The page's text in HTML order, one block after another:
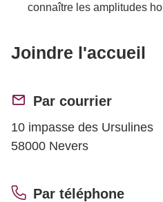
connaître les amplitudes
Joindre l'accueil
Par courrier
10 impasse des Ursulines
58000 Nevers
Par téléphone